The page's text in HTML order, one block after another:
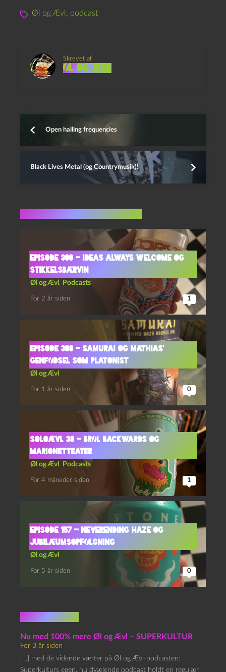
p
Øl og Ævl , podcast
Skrevet af
Øl og Ævl
Open hailing frequencies
Black Lives Metal (og Countrymusik)!
Episode 300 – Ideas Always Welcome og
Stikkelsbærvin
Øl og Ævl , Podcasts
For 2 år siden 1
Episode 308 – Samurai og Mathias’
Genfødsel som Platonist
Øl og Ævl
For 1 år siden 0
Soloævl 38 – Brøl Backwards og
Marionetteater
Øl og Ævl , Podcasts
For 4 måneder siden 1
Episode 157 – Neverending Haze og
Jubilæumsopfølgning
Øl og Ævl
For 5 år siden 0
1 kommentar
Nu med 100% mere Øl og Ævl – SUPERKULTUR
For 3 år siden
[…] med de vidende værter på Øl og Ævl-podcasten:
Superkulturs egen, nu dvælende podcast holdt en regulær